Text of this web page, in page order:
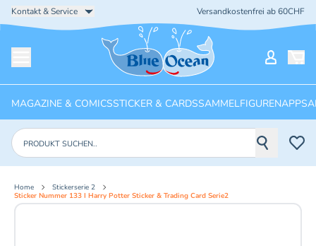
Kontakt & Service Versandkostenfrei ab 60CHF
Startseite
MAGAZINE & COMICSSTICKER & CARDSSAMMELFIGURENAPPS
Produkte suchen
Home
Stickerserie 2
Sticker Nummer 133 I Harry Potter Sticker & Trading Card Serie2